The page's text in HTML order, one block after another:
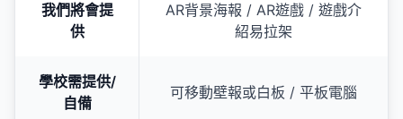
我們將會提
供
AR背景海報 / AR遊戲 / 遊戲介
紹易拉架
學校需提供/
自備
可移動壁報或白板 / 平板電腦